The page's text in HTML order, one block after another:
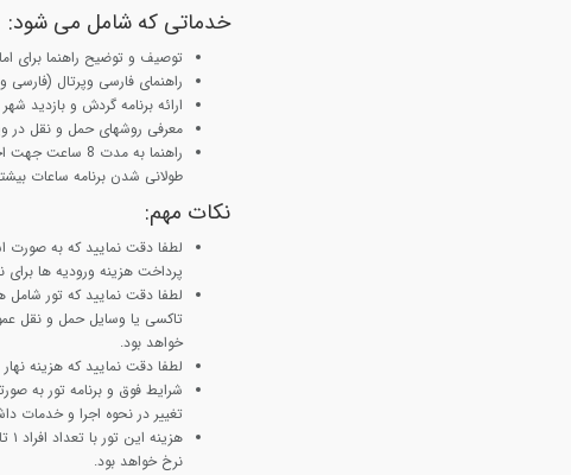
خدماتی که شامل می شود:
توصیف و توضیح راهنما برای
راهنمای فارسی وپرتال (فارسی
ارائه برنامه گردش و بازدید
معرفی روشهای حمل و نقل در
راهنما به مدت
طولانی شدن برنامه ساعات
نکات مهم:
لطفا دقت نمایید که به صورت
پرداخت هزینه ورودیه ها برای
لطفا دقت نمایید که تور
تاکسی یا وسایل حمل و نقل
خواهد بود.
لطفا دقت نمایید که هزینه
شرایط فوق و برنامه تور به
تغییر در نحوه اجرا و خدمات
نرخ خواهد بود.